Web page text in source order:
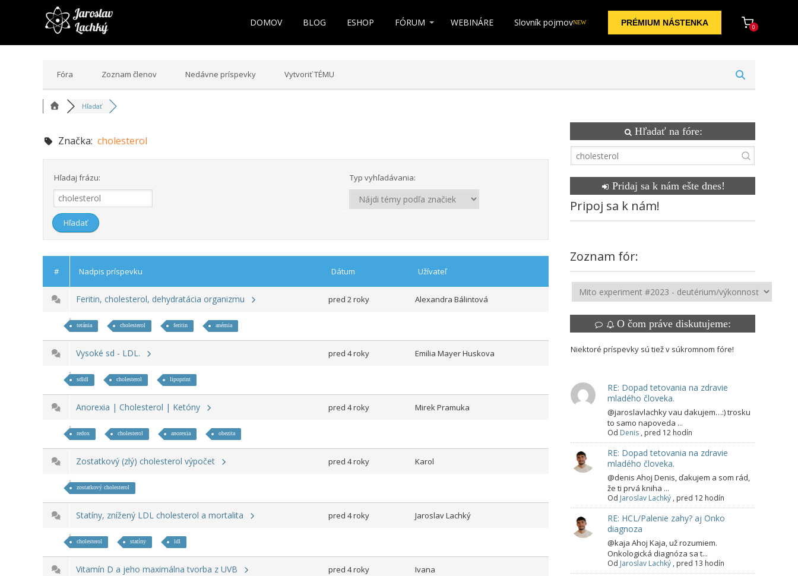
DOMOV BLOG ESHOP FÓRUM WEBINÁRE Slovník pojmovNEW PRÉMIUM NÁSTENKA 0
Fóra Zoznam členov Nedávne príspevky Vytvoriť TÉMU
Hľadať
Značka: cholesterol
Hľadaj frázu: Typ vyhľadávania:
# Nadpis príspevku Dátum Užívateľ
Feritin, cholesterol, dehydratácia organizmu pred 2 roky Alexandra Bálintová
tetánia cholesterol feritin anémia
Vysoké sd - LDL. pred 4 roky Emilia Mayer Huskova
sdldl cholesterol lipoprint
Anorexia | Cholesterol | Ketóny pred 4 roky Mirek Pramuka
redox cholesterol anorexia obezita
Zostatkový (zlý) cholesterol výpočet pred 4 roky Karol
zostatkový cholesterol
Statíny, znížený LDL cholesterol a mortalita pred 4 roky Jaroslav Lachký
cholesterol statíny ldl
Vitamín D a jeho maximálna tvorba z UVB pred 4 roky Ivana
Hľadať na fóre:
Pridaj sa k nám ešte dnes!
Pripoj sa k nám!
Zoznam fór:
O čom práve diskutujeme:
Niektoré príspevky sú tiež v súkromnom fóre!
RE: Dopad tetovania na zdravie
mladého človeka.
@jaroslavlachky vau dakujem…:) trosku
to samo napoveda ...
Od Denis , pred 12 hodín
RE: Dopad tetovania na zdravie
mladého človeka.
@denis Ahoj Denis, ďakujem a som rád,
že ti prvá kniha ...
Od Jaroslav Lachký , pred 12 hodín
RE: HCL/Palenie zahy? aj Onko
diagnoza
@kaja Ahoj Kaja, už rozumiem.
Onkologická diagnóza sa t...
Od Jaroslav Lachký , pred 13 hodín